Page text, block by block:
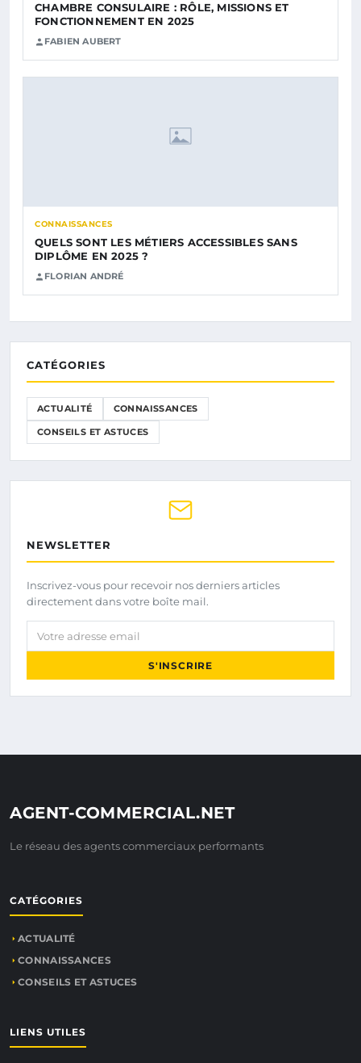
CHAMBRE CONSULAIRE : RÔLE, MISSIONS ET
FONCTIONNEMENT EN 2025
FABIEN AUBERT
CONNAISSANCES
QUELS SONT LES MÉTIERS ACCESSIBLES SANS
DIPLÔME EN 2025 ?
FLORIAN ANDRÉ
CATÉGORIES
ACTUALITÉ CONNAISSANCES
CONSEILS ET ASTUCES
NEWSLETTER
Inscrivez-vous pour recevoir nos derniers articles
directement dans votre boîte mail.
Votre adresse email
S'INSCRIRE
AGENT-COMMERCIAL.NET
Le réseau des agents commerciaux performants
CATÉGORIES
ACTUALITÉ
CONNAISSANCES
CONSEILS ET ASTUCES
LIENS UTILES